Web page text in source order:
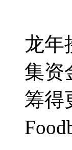
龙年
集资
筹得